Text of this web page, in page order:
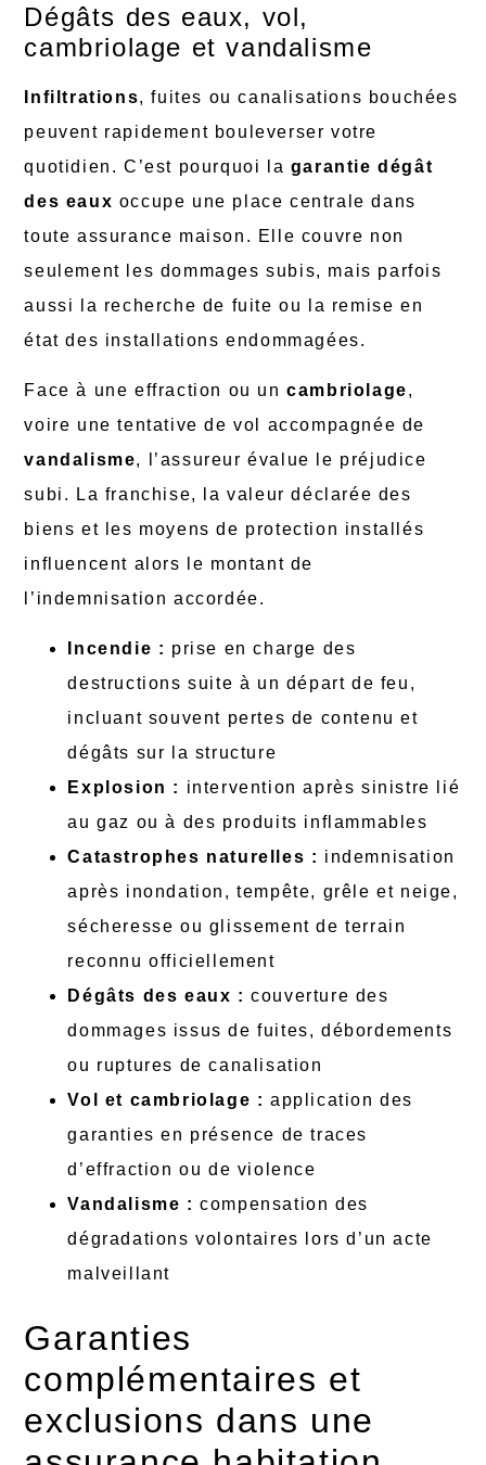
Dégâts des eaux, vol,
cambriolage et vandalisme
Infiltrations, fuites ou canalisations bouchées
peuvent rapidement bouleverser votre
quotidien. C’est pourquoi la garantie dégât
des eaux occupe une place centrale dans
toute assurance maison. Elle couvre non
seulement les dommages subis, mais parfois
aussi la recherche de fuite ou la remise en
état des installations endommagées.
Face à une effraction ou uncambriolage,
voire une tentative de vol accompagnée de
vandalisme, l’assureur évalue le préjudice
subi. La franchise, la valeur déclarée des
biens et les moyens de protection installés
influencent alors le montant de
l’indemnisation accordée.
Incendie : prise en charge des
destructions suite à un départ de feu,
incluant souvent pertes de contenu et
dégâts sur la structure
Explosion : intervention après sinistre lié
au gaz ou à des produits inflammables
Catastrophes naturelles : indemnisation
après inondation, tempête, grêle et neige,
sécheresse ou glissement de terrain
reconnu officiellement
Dégâts des eaux : couverture des
dommages issus de fuites, débordements
ou ruptures de canalisation
Vol et cambriolage : application des
garanties en présence de traces
d’effraction ou de violence
Vandalisme : compensation des
dégradations volontaires lors d’un acte
malveillant
Garanties
complémentaires et
exclusions dans une